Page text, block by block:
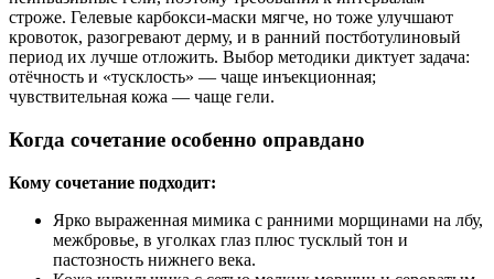
строже. Гелевые карбокси-маски мягче, но тоже улучшают
кровоток, разогревают дерму, и в ранний постботулиновый
период их лучше отложить. Выбор методики диктует задача:
отёчность и «тусклость» — чаще инъекционная;
чувствительная кожа — чаще гели.
Когда сочетание особенно оправдано
Кому сочетание подходит:
Ярко выраженная мимика с ранними морщинами на лбу,
межбровье, в уголках глаз плюс тусклый тон и
пастозность нижнего века.